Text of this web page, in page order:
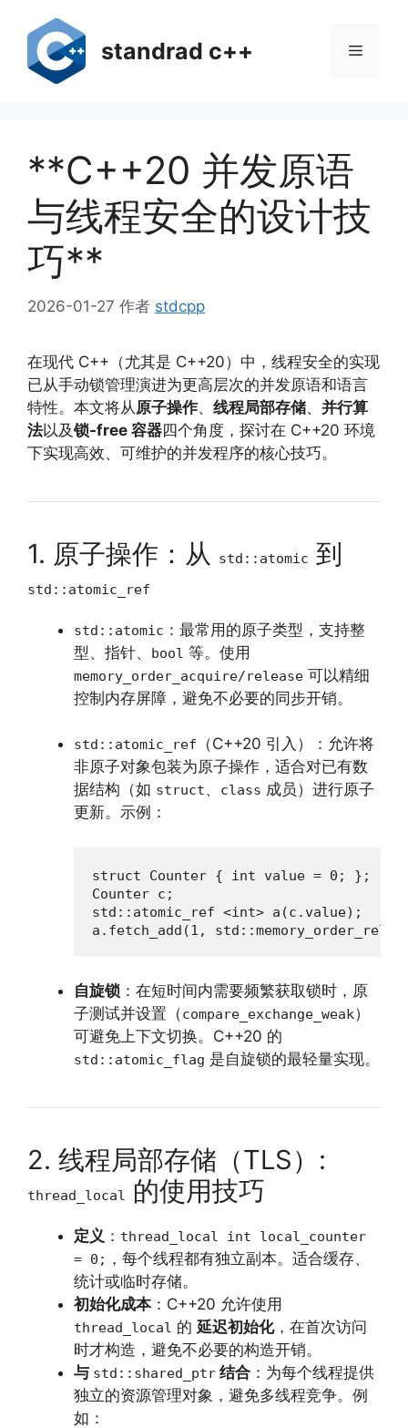
standrad c++ 菜
**C++20 并发原语
与线程安全的设计技
巧**
2026-01-27 作者 stdcpp
在现代 C++（尤其是 C++20）中，线程安全的实现
已从手动锁管理演进为更高层次的并发原语和语言
特性。本文将从 原子操作、 线程局部存储、 并行算
法以及锁-free 容器四个角度，探讨在 C++20 环境
下实现高效、可维护的并发程序的核心技巧。
1. 原子操作：从 std::atomic 到
std::atomic_ref
std::atomic ：最常用的原子类型，支持整
型、指针、
bool 等。使用
memory_order_acquire/release 可以精细
控制内存屏障，避免不必要的同步开销。
std::atomic_ref
（C++20 引入）：允许将
非原子对象包装为原子操作，适合对已有数
据结构（如 struct、 class 成员）进行原子
更新。示例：
struct Counter { int value = 0; };
Counter c;
std::atomic_ref <int> a(c.value);
a.fetch_add(1,
自旋锁 ：在短时间内需要频繁获取锁时，原
子测试并设置（compare_exchange_weak）
可避免上下文切换。C++20 的
std::atomic_flag 是自旋锁的最轻量实现。
2. 线程局部存储（TLS）:
thread_local 的使用技巧
定义 ： thread_local int local_counter
= 0; ，每个线程都有独立副本。适合缓存、
统计或临时存储。
初始化成本：C++20 允许使用
thread_local 的 延迟初始化，在首次访问
时才构造，避免不必要的构造开销。
与 std::shared_ptr 结合 ：为每个线程提供
独立的资源管理对象，避免多线程竞争。例
如：